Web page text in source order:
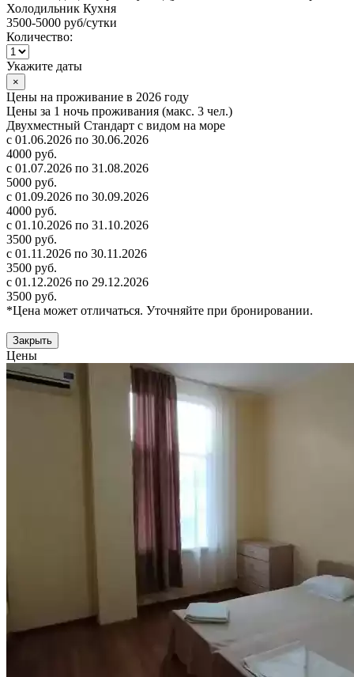
Холодильник Кухня
3500-5000 руб/сутки
Количество:
Укажите даты
×
Цены на проживание в 2026 году
Цены за 1 ночь проживания (макс. 3 чел.)
Двухместный Стандарт с видом на море
с 01.06.2026 по 30.06.2026
4000 руб.
с 01.07.2026 по 31.08.2026
5000 руб.
с 01.09.2026 по 30.09.2026
4000 руб.
с 01.10.2026 по 31.10.2026
3500 руб.
с 01.11.2026 по 30.11.2026
3500 руб.
с 01.12.2026 по 29.12.2026
3500 руб.
*Цена может отличаться. Уточняйте при бронировании.
Закрыть
Цены